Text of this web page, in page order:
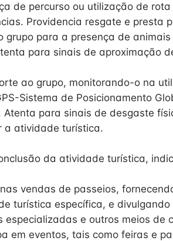
de percurso ou utilização de
Providencia resgate e presta
grupo para a presença de
para sinais de aproximação
ao grupo, monitorando-o na
Sistema de Posicionamento
Atenta para sinais de desgaste
a atividade turística.
da atividade turística,
vendas de passeios,
turística específica, e
especializadas e outros meios de
em eventos, tais como feiras e